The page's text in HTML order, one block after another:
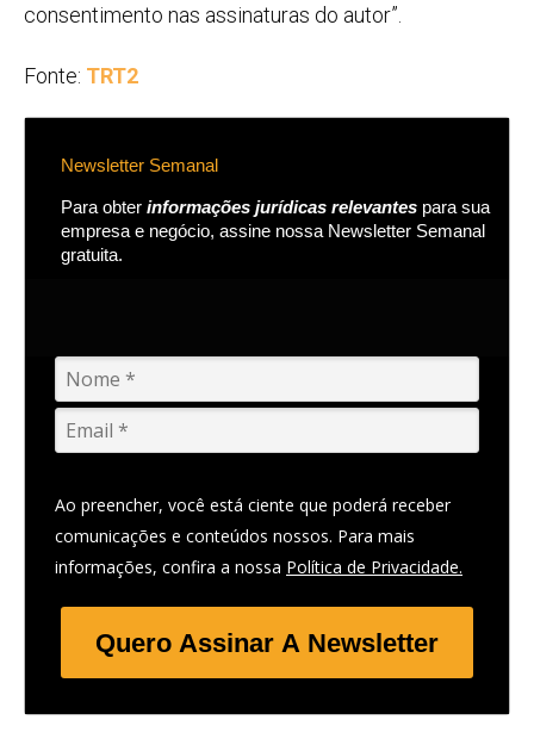
consentimento nas assinaturas do autor”.
Fonte: TRT2
Newsletter Semanal
Para obter informações jurídicas relevantes para sua
empresa e negócio, assine nossa Newsletter Semanal
gratuita.
Ao preencher, você está ciente que poderá receber
comunicações e conteúdos nossos. Para mais
informações, confira a nossa Política de Privacidade.
Quero Assinar A Newsletter